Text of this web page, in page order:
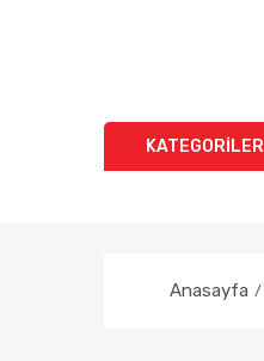
KATEGORİLER
Anasayfa